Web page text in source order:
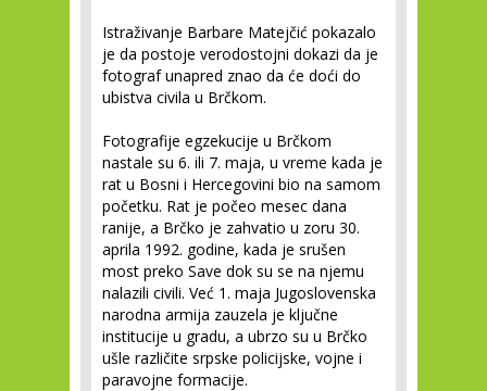
Istraživanje Barbare Matejčić pokazalo
je da postoje verodostojni dokazi da je
fotograf unapred znao da će doći do
ubistva civila u Brčkom.
Fotografije egzekucije u Brčkom
nastale su 6. ili 7. maja, u vreme kada je
rat u Bosni i Hercegovini bio na samom
početku. Rat je počeo mesec dana
ranije, a Brčko je zahvatio u zoru 30.
aprila 1992. godine, kada je srušen
most preko Save dok su se na njemu
nalazili civili. Već 1. maja Jugoslovenska
narodna armija zauzela je ključne
institucije u gradu, a ubrzo su u Brčko
ušle različite srpske policijske, vojne i
paravojne formacije.